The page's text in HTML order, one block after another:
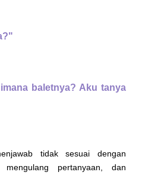
baletnya? Aku tanya
tidak sesuai dengan
pertanyaan, dan